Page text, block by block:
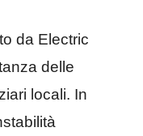
da Electric
delle
locali. In